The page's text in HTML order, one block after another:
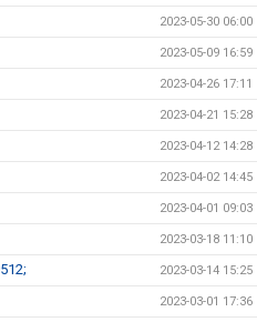
2023-05-30 06:00
2023-05-09 16:59
2023-04-26 17:11
2023-04-21 15:28
2023-04-12 14:28
2023-04-02 14:45
2023-04-01 09:03
2023-03-18 11:10
2023-03-14 15:25
2023-03-01 17:36